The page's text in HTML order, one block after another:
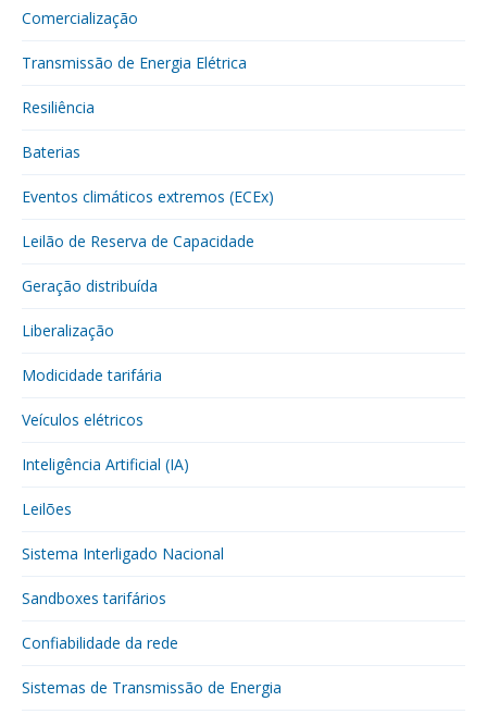
Comercialização
Transmissão de Energia Elétrica
Resiliência
Baterias
Eventos climáticos extremos (ECEx)
Leilão de Reserva de Capacidade
Geração distribuída
Liberalização
Modicidade tarifária
Veículos elétricos
Inteligência Artificial (IA)
Leilões
Sistema Interligado Nacional
Sandboxes tarifários
Confiabilidade da rede
Sistemas de Transmissão de Energia